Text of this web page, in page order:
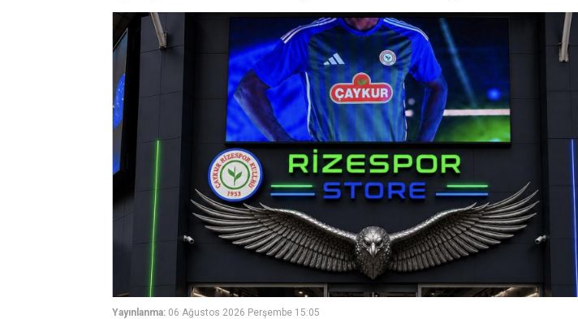
Yayınlanma: 06 Ağustos 2026 Perşembe 15:05